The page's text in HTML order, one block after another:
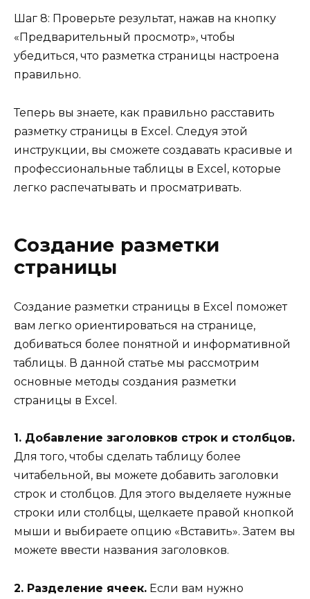
Шаг 8: Проверьте результат, нажав на кнопку
«Предварительный просмотр», чтобы
убедиться, что разметка страницы настроена
правильно.
Теперь вы знаете, как правильно расставить
разметку страницы в Excel. Следуя этой
инструкции, вы сможете создавать красивые и
профессиональные таблицы в Excel, которые
легко распечатывать и просматривать.
Создание разметки
страницы
Создание разметки страницы в Excel поможет
вам легко ориентироваться на странице,
добиваться более понятной и информативной
таблицы. В данной статье мы рассмотрим
основные методы создания разметки
страницы в Excel.
1. Добавление заголовков строк и столбцов.
Для того, чтобы сделать таблицу более
читабельной, вы можете добавить заголовки
строк и столбцов. Для этого выделяете нужные
строки или столбцы, щелкаете правой кнопкой
мыши и выбираете опцию «Вставить». Затем вы
можете ввести названия заголовков.
2. Разделение ячеек. Если вам нужно